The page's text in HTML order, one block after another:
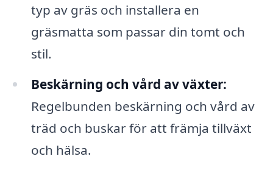
typ av gräs och installera en
gräsmatta som passar din tomt och
stil.
Beskärning och vård av växter:
Regelbunden beskärning och vård av
träd och buskar för att främja tillväxt
och hälsa.